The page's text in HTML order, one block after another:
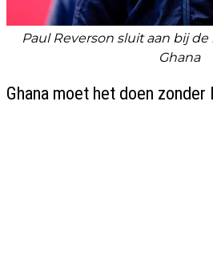
Paul Reverson sluit aan bij
Ghana
Ghana moet het doen zonder